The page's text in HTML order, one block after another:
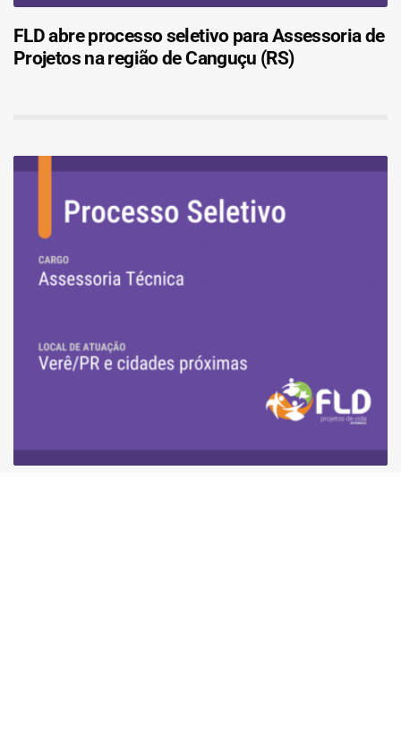
FLD abre processo seletivo para Assessoria de
Projetos na região de Canguçu (RS)